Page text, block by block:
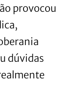
provocou
dúvidas